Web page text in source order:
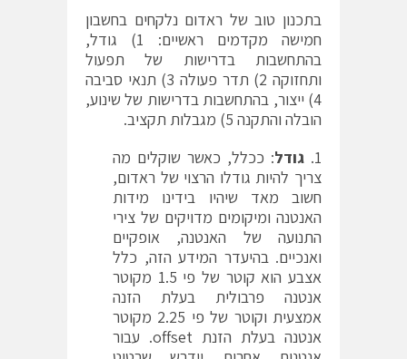
בתכנון טוב של ראדום נלקחים בחשבון
חמישה מקדמים ראשיים: 1) גודל,
בהתחשבות בדרישות של תפעול
ותחזוקה 2) תדר פעולה 3) תנאי סביבה
4) ייצור, בהתחשבות בדרישות של שינוע,
הובלה והתקנה 5) מגבלות תקציב.
גודל: ככלל, כאשר שוקלים מה
צריך להיות גודלו הרצוי של ראדום,
חשוב מאד שיהיו בידינו מידות
האנטנה ומיקומים מדויקים של צירי
התנועה של האנטנה, אופקיים
ואנכיים. בהיעדר המידע הזה, כלל
אצבע הוא קוטר של פי 1.5 מקוטר
אנטנה פרבולית בעלת הזנה
אמצעית וקוטר של פי 2.25 מקוטר
אנטנה בעלת הזנת offset. עבור